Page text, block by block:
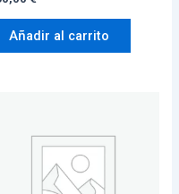
Añadir al carrito